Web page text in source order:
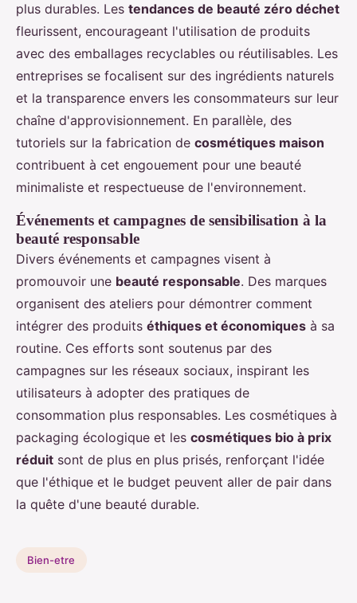
plus durables. Les tendances de beauté zéro déchet
fleurissent, encourageant l'utilisation de produits
avec des emballages recyclables ou réutilisables. Les
entreprises se focalisent sur des ingrédients naturels
et la transparence envers les consommateurs sur leur
chaîne d'approvisionnement. En parallèle, des
tutoriels sur la fabrication de cosmétiques maison
contribuent à cet engouement pour une beauté
minimaliste et respectueuse de l'environnement.
Événements et campagnes de sensibilisation à la
beauté responsable
Divers événements et campagnes visent à
promouvoir une beauté responsable. Des marques
organisent des ateliers pour démontrer comment
intégrer des produits éthiques et économiques à sa
routine. Ces efforts sont soutenus par des
campagnes sur les réseaux sociaux, inspirant les
utilisateurs à adopter des pratiques de
consommation plus responsables. Les cosmétiques à
packaging écologique et les cosmétiques bio à prix
réduit sont de plus en plus prisés, renforçant l'idée
que l'éthique et le budget peuvent aller de pair dans
la quête d'une beauté durable.
Bien-etre